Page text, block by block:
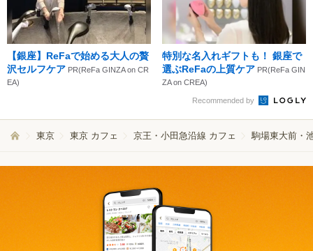
【銀座】ReFaで始める大人の贅
沢セルフケア PR(ReFa GINZA on CR
EA)
特別な名入れギフトも！ 銀座で
選ぶReFaの上質ケア PR(ReFa GIN
ZA on CREA)
Recommended by
東京 東京 カフェ 京王・小田急沿線 カフェ 駒場東大前・